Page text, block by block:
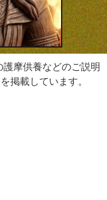
摩供養などのご説明
掲載しています。